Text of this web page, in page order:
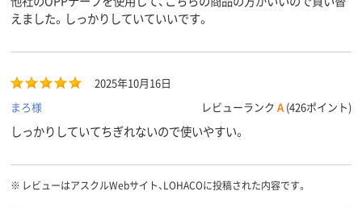
えました。しっかりしていていいです。
2025年10月16日
まろ様
レビューランク A (426ポイント)
しっかりしていてちぎれないので使いやすい。
※ レビューはアスクルWebサイト、LOHACOに投稿された内容です。